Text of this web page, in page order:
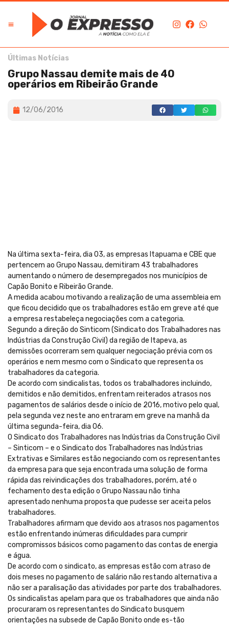
Últimas Notícias
Grupo Nassau demite mais de 40
operários em Ribeirão Grande
12/06/2016
Na última sexta-feira, dia 03, as empresas Itapuama e CBE que
pertencem ao Grupo Nassau, demitiram 43 trabalhadores
aumentando o número de desempregados nos municípios de
Capão Bonito e Ribeirão Grande.
A medida acabou motivando a realização de uma assembleia em
que ficou decidido que os trabalhadores estão em greve até que
a empresa restabeleça negociações com a categoria.
Segundo a direção do Sinticom (Sindicato dos Trabalhadores nas
Indústrias da Construção Civil) da região de Itapeva, as
demissões ocorreram sem qualquer negociação prévia com os
operários e nem mesmo com o Sindicato que representa os
trabalhadores da categoria.
De acordo com sindicalistas, todos os trabalhadores incluindo,
demitidos e não demitidos, enfrentam reiterados atrasos nos
pagamentos de salários desde o início de 2016, motivo pelo qual,
pela segunda vez neste ano entraram em greve na manhã da
última segunda-feira, dia 06.
O Sindicato dos Trabalhadores nas Indústrias da Construção Civil
– Sinticom – e o Sindicato dos Trabalhadores nas Indústrias
Extrativas e Similares estão negociando com os representantes
da empresa para que seja encontrada uma solução de forma
rápida das reivindicações dos trabalhadores, porém, até o
fechamento desta edição o Grupo Nassau não tinha
apresentado nenhuma proposta que pudesse ser aceita pelos
trabalhadores.
Trabalhadores afirmam que devido aos atrasos nos pagamentos
estão enfrentando inúmeras dificuldades para cumprir
compromissos básicos como pagamento das contas de energia
e água.
De acordo com o sindicato, as empresas estão com atraso de
dois meses no pagamento de salário não restando alternativa a
não ser a paralisação das atividades por parte dos trabalhadores.
Os sindicalistas apelam para que os trabalhadores que ainda não
procuraram os representantes do Sindicato busquem
orientações na subsede de Capão Bonito onde es-tão